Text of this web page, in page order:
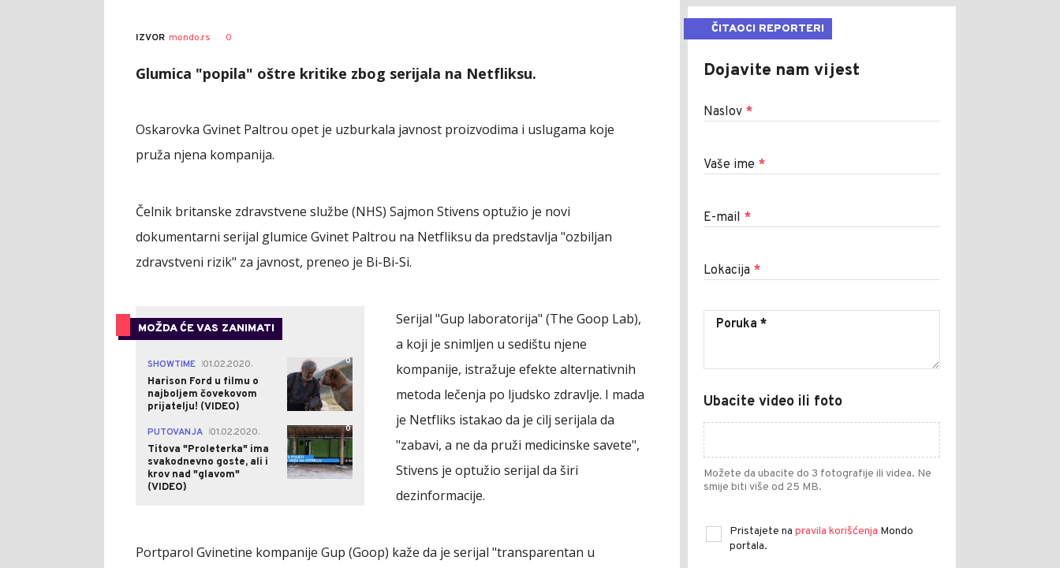
IZVOR mondo.rs 0
Glumica "popila" oštre kritike zbog serijala na Netfliksu.
Oskarovka Gvinet Paltrou opet je uzburkala javnost proizvodima i uslugama koje
pruža njena kompanija.
Čelnik britanske zdravstvene službe (NHS) Sajmon Stivens optužio je novi
dokumentarni serijal glumice Gvinet Paltrou na Netfliksu da predstavlja "ozbiljan
zdravstveni rizik" za javnost, preneo je Bi-Bi-Si.
MOŽDA ĆE VAS ZANIMATI
SHOWTIME
01.02.2020.
Harison Ford u filmu o
najboljem čovekovom
prijatelju! (VIDEO)
0
PUTOVANJA
01.02.2020.
Titova "Proleterka" ima
svakodnevno goste, ali i
krov nad "glavom"
(VIDEO)
0
Serijal "Gup laboratorija" (The Goop Lab),
a koji je snimljen u sedištu njene
kompanije, istražuje efekte alternativnih
metoda lečenja po ljudsko zdravlje. I mada
je Netfliks istakao da je cilj serijala da
"zabavi, a ne da pruži medicinske savete",
Stivens je optužio serijal da širi
dezinformacije.
Portparol Gvinetine kompanije Gup (Goop) kaže da je serijal "transparentan u
ČITAOCI REPORTERI
Dojavite nam vijest
Naslov *
Vaše ime *
E-mail *
Lokacija *
Ubacite video ili foto
Možete da ubacite do 3 fotografije ili videa. Ne
smije biti više od 25 MB.
Pristajete na pravila korišćenja Mondo
portala.